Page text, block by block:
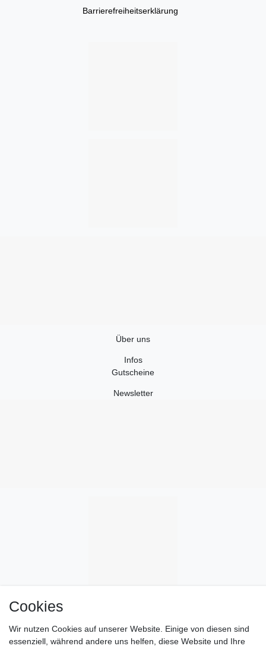
Barrierefreiheitserklärung
Über uns
Infos
Gutscheine
Newsletter
Cookies
Wir nutzen Cookies auf unserer Website. Einige von diesen sind
essenziell, während andere uns helfen, diese Website und Ihre